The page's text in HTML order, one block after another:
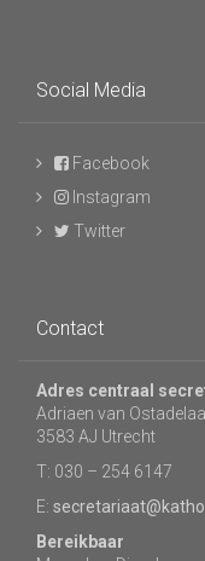
Social Media
Facebook
Instagram
Twitter
Contact
Adres centraal
Adriaen van
3583 AJ Utrecht
T: 030 – 254 6147
E:
Bereikbaar